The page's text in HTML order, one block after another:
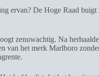
ervan? De Hoge Raad buigt
zenuwachtig. Na
van het merk Marlboro